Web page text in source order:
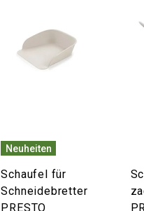
Neuheiten
Schaufel für
Schneidebretter
PRESTO